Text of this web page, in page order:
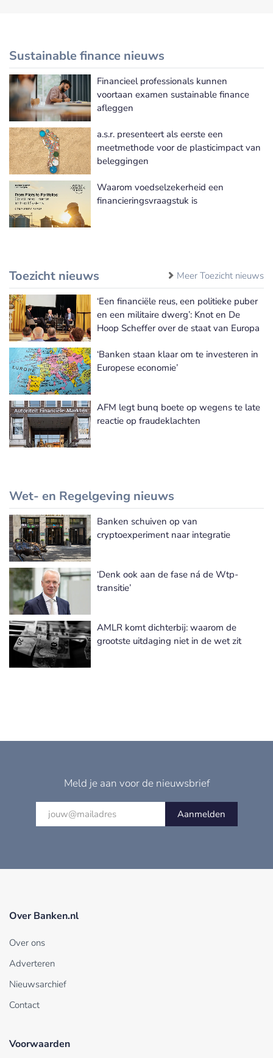
Sustainable finance nieuws
Meer Sustainable finance nieuws
Financieel professionals kunnen
voortaan examen sustainable finance
afleggen
a.s.r. presenteert als eerste een
meetmethode voor de plasticimpact van
beleggingen
Waarom voedselzekerheid een
financieringsvraagstuk is
Toezicht nieuws Meer Toezicht nieuws
‘Een financiële reus, een politieke puber
en een militaire dwerg’: Knot en De
Hoop Scheffer over de staat van Europa
‘Banken staan klaar om te investeren in
Europese economie’
AFM legt bunq boete op wegens te late
reactie op fraudeklachten
Wet- en Regelgeving nieuws
Meer Wet- en Regelgeving nieuws
Banken schuiven op van
cryptoexperiment naar integratie
‘Denk ook aan de fase ná de Wtp-
transitie’
AMLR komt dichterbij: waarom de
grootste uitdaging niet in de wet zit
Meld je aan voor de nieuwsbrief
Aanmelden
Over Banken.nl
Over ons
Adverteren
Nieuwsarchief
Contact
Voorwaarden